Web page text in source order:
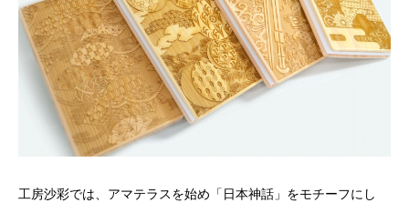
工房沙彩では、アマテラスを始め「日本神話」をモチーフにし